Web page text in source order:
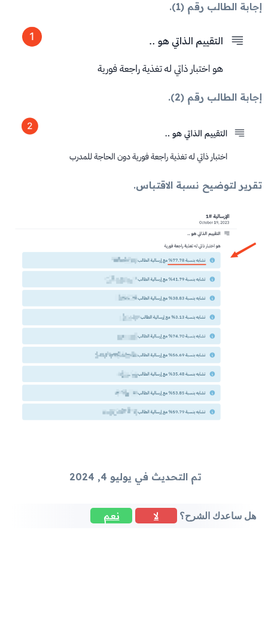
إجابة الطالب رقم (1).
إجابة الطالب رقم (2).
تقرير لتوضيح نسبة الاقتباس.
تم التحديث في يوليو 4, 2024
هل ساعدك الشرح؟ لا نعم